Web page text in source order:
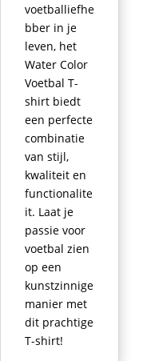
voetballiefhe
bber in je
leven, het
Water Color
Voetbal T-
shirt biedt
een perfecte
combinatie
van stijl,
kwaliteit en
functionalite
it. Laat je
passie voor
voetbal zien
op een
kunstzinnige
manier met
dit prachtige
T-shirt!